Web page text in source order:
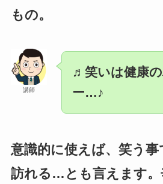
もの。
講師
♬笑いは健康
ー…♪
意識的に使えば、笑う
訪れる…とも言えます。